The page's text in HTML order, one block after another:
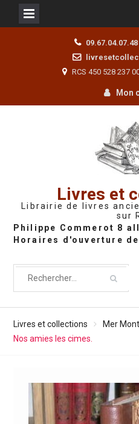
RCS 450 528 237
Mon
Livres et
Librairie de livres
sur
Livres et collections Mer
Nos amies les cimes.